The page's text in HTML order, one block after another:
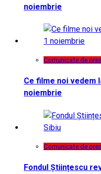
noiembrie
Comunicate de
Ce filme noi vedem
noiembrie
Comunicate de
Fondul Științescu